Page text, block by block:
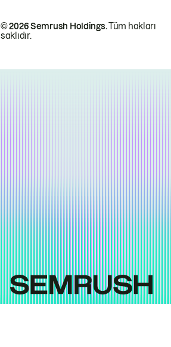
© 2026 Semrush Holdings.Tüm hakları
saklıdır.